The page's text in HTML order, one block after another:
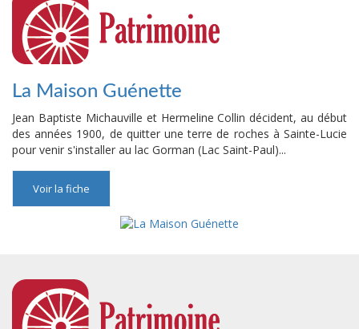
La Maison Guénette
Jean Baptiste Michauville et Hermeline Collin décident, au début
des années 1900, de quitter une terre de roches à Sainte-Lucie
pour venir s'installer au lac Gorman (Lac Saint-Paul)...
Voir la fiche